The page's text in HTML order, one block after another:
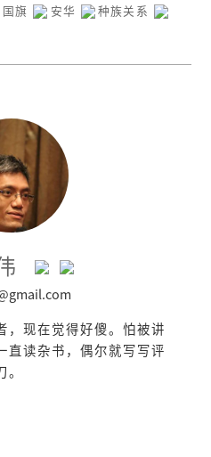
国旗 安华
种族关系
，现在觉得好傻。怕被讲
直读杂书，偶尔就写写评